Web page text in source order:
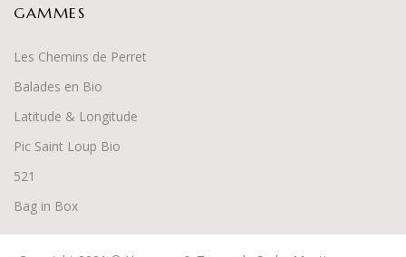
GAMMES
Les Chemins de Perret
Balades en Bio
Latitude & Longitude
Pic Saint Loup Bio
521
Bag in Box